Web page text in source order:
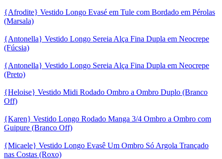
{Afrodite} Vestido Longo Evasé em Tule com Bordado em Pérolas
(Marsala)
{Antonella} Vestido Longo Sereia Alça Fina Dupla em Neocrepe
(Fúcsia)
{Antonella} Vestido Longo Sereia Alça Fina Dupla em Neocrepe
(Preto)
{Heloise} Vestido Midi Rodado Ombro a Ombro Duplo (Branco
Off)
{Karen} Vestido Longo Rodado Manga 3/4 Ombro a Ombro com
Guipure (Branco Off)
{Micaele} Vestido Longo Evasê Um Ombro Só Argola Trançado
nas Costas (Roxo)